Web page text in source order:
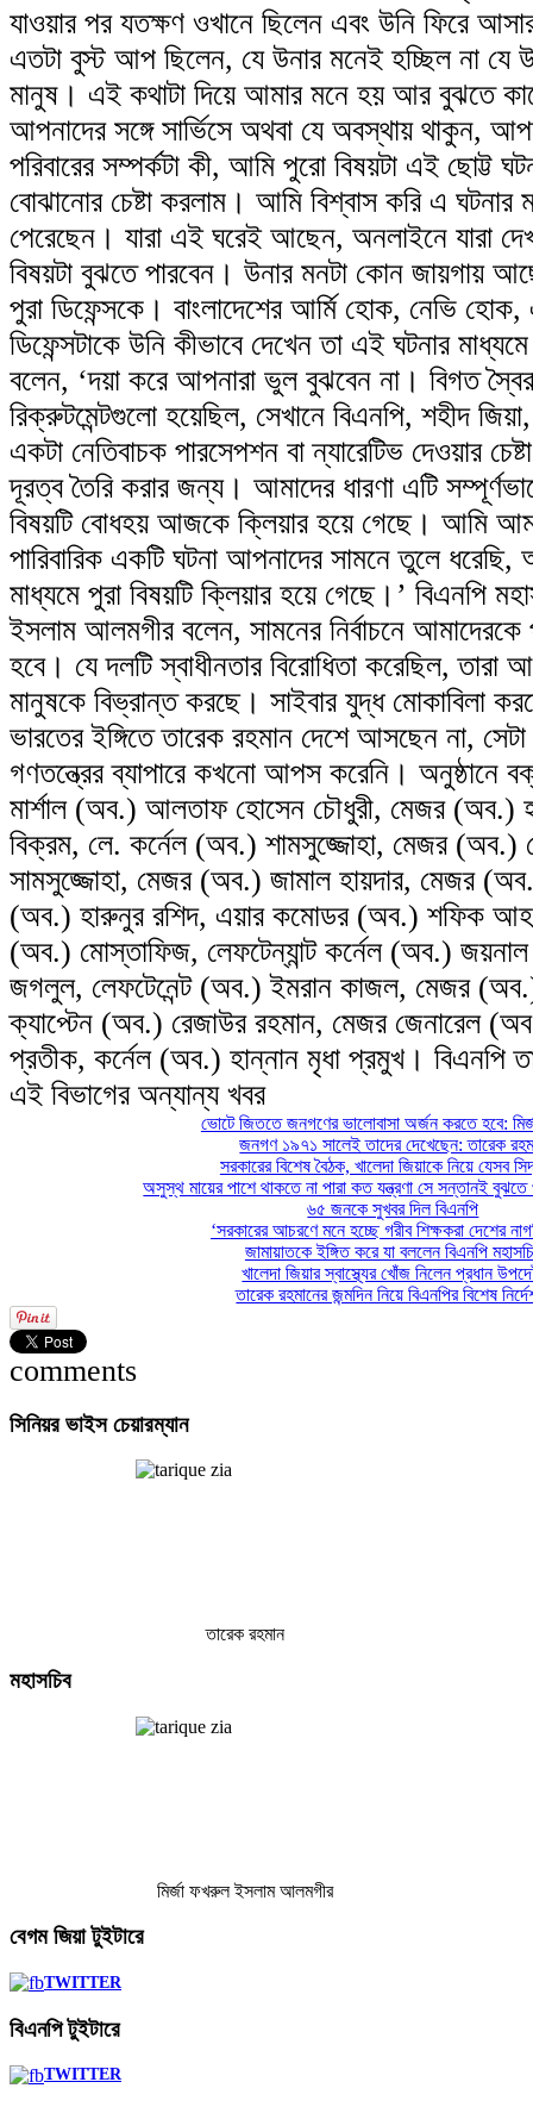
যাওয়ার পর যতক্ষণ ওখানে ছিলেন এবং উনি ফিরে
এতটা বুস্ট আপ ছিলেন, যে উনার মনেই হচ্ছিল না
মানুষ। এই কথাটা দিয়ে আমার মনে হয় আর বুঝতে
আপনাদের সঙ্গে সার্ভিসে অথবা যে অবস্থায় থাকুন,
পরিবারের সম্পর্কটা কী, আমি পুরো বিষয়টা এই ছোট্ট
বোঝানোর চেষ্টা করলাম। আমি বিশ্বাস করি এ ঘটনার
পেরেছেন। যারা এই ঘরেই আছেন, অনলাইনে যারা
বিষয়টা বুঝতে পারবেন। উনার মনটা কোন জায়গায়
পুরা ডিফেন্সকে। বাংলাদেশের আর্মি হোক, নেভি
ডিফেন্সটাকে উনি কীভাবে দেখেন তা এই ঘটনার
বলেন, ‘দয়া করে আপনারা ভুল বুঝবেন না। বিগত
রিক্রুটমেন্টগুলো হয়েছিল, সেখানে বিএনপি, শহীদ জিয়া,
একটা নেতিবাচক পারসেপশন বা ন্যারেটিভ দেওয়ার
দূরত্ব তৈরি করার জন্য। আমাদের ধারণা এটি
বিষয়টি বোধহয় আজকে ক্লিয়ার হয়ে গেছে। আমি
পারিবারিক একটি ঘটনা আপনাদের সামনে তুলে
মাধ্যমে পুরা বিষয়টি ক্লিয়ার হয়ে গেছে।’ বিএনপি
ইসলাম আলমগীর বলেন, সামনের নির্বাচনে
হবে। যে দলটি স্বাধীনতার বিরোধিতা করেছিল, তারা
মানুষকে বিভ্রান্ত করছে। সাইবার যুদ্ধ মোকাবিলা
ভারতের ইঙ্গিতে তারেক রহমান দেশে আসছেন না,
গণতন্ত্রের ব্যাপারে কখনো আপস করেনি। অনুষ্ঠানে
মার্শাল (অব.) আলতাফ হোসেন চৌধুরী, মেজর (অব.)
বিক্রম, লে. কর্নেল (অব.) শামসুজ্জোহা, মেজর (অব.)
সামসুজ্জোহা, মেজর (অব.) জামাল হায়দার, মেজর
(অব.) হারুনুর রশিদ, এয়ার কমোডর (অব.) শফিক
(অব.) মোস্তাফিজ, লেফটেন্যান্ট কর্নেল (অব.)
জগলুল, লেফটেনেন্ট (অব.) ইমরান কাজল, মেজর
ক্যাপ্টেন (অব.) রেজাউর রহমান, মেজর জেনারেল
প্রতীক, কর্নেল (অব.) হান্নান মৃধা প্রমুখ। বিএনপি
এই বিভাগের অন্যান্য খবর
ভোটে জিততে জনগণের ভালোবাসা অর্জন করতে হবে:
জনগণ ১৯৭১ সালেই তাদের দেখেছেন: তারেক
সরকারের বিশেষ বৈঠক, খালেদা জিয়াকে নিয়ে যেসব
অসুস্থ মায়ের পাশে থাকতে না পারা কত যন্ত্রণা সে সন্তানই বুঝতে
৬৫ জনকে সুখবর দিল বিএনপি
‘সরকারের আচরণে মনে হচ্ছে গরীব শিক্ষকরা দেশের
জামায়াতকে ইঙ্গিত করে যা বললেন বিএনপি
খালেদা জিয়ার স্বাস্থ্যের খোঁজ নিলেন প্রধান
তারেক রহমানের জন্মদিন নিয়ে বিএনপির বিশেষ
comments
সিনিয়রভাইস চেয়ারম্যান
তারেক রহমান
মহাসচিব
মির্জা ফখরুল ইসলাম আলমগীর
বেগমজিয়া টুইটারে
TWITTER
বিএনপিটুইটারে
TWITTER